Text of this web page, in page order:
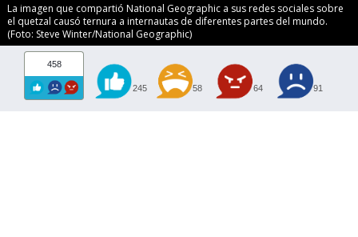
La imagen que compartió National Geographic a sus redes sociales sobre
el quetzal causó ternura a internautas de diferentes partes del mundo.
(Foto: Steve Winter/National Geographic)
458
245 58 64 91